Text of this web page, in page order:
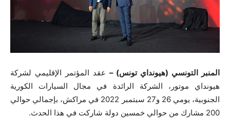
المنبر التونسي (هيونداي تونس) – عقد المؤتمر الإقليمي لشركة
هيونداي موتور، الشركة الرائدة في مجال السيارات الكورية
الجنوبية، يومي 26 و27 سبتمبر 2022 في مراكش، بإجمالي حوالي
200 مشارك من حوالي خمسين دولة شاركت في هذا الحدث.